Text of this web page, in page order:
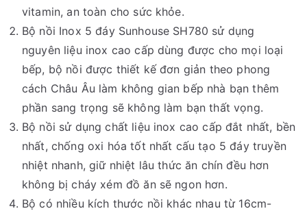
vitamin, an toàn cho sức khỏe.
Bộ nồi Inox 5 đáy Sunhouse SH780 sử dụng
nguyên liệu inox cao cấp dùng được cho mọi loại
bếp, bộ nồi được thiết kế đơn giản theo phong
cách Châu Âu làm không gian bếp nhà bạn thêm
phần sang trọng sẽ không làm bạn thất vọng.
Bộ nồi sử dụng chất liệu inox cao cấp đắt nhất, bền
nhất, chống oxi hóa tốt nhất cấu tạo 5 đáy truyền
nhiệt nhanh, giữ nhiệt lâu thức ăn chín đều hơn
không bị cháy xém đồ ăn sẽ ngon hơn.
Bộ có nhiều kích thước nồi khác nhau từ 16cm-